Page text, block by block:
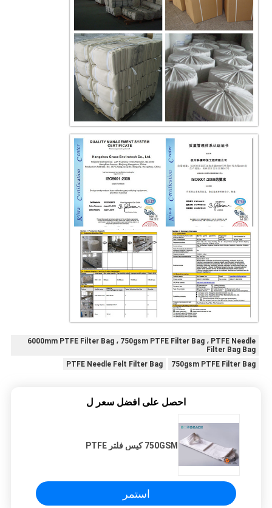
6000mm PTFE Filter Bag ، 750gsm PTFE Filter Bag ، PTFE Needle
Filter Bag Bag
750gsm PTFE Filter Bag
PTFE Needle Felt Filter Bag
احصل على افضل سعر ل
750GSM كيس فلتر PTFE
استمر